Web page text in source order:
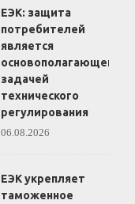
ЕЭК: защита
потребителей
является
основополагающей
задачей
технического
регулирования
06.08.2026
ЕЭК укрепляет
таможенное